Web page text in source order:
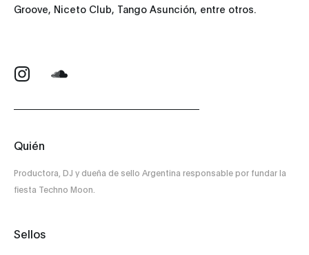
Groove, Niceto Club, Tango Asunción, entre otros.
Quién
Productora, DJ y dueña de sello Argentina responsable por fundar la
fiesta Techno Moon.
Sellos